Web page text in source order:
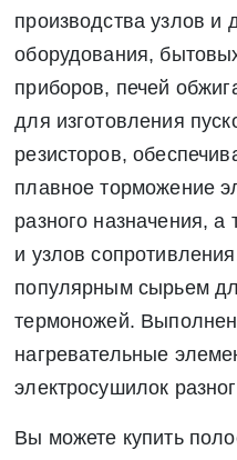
производства узлов
оборудования,
приборов, печей
для изготовления
резисторов,
плавное торможение
разного назначения, а
и узлов
популярным сырьем
термоножей.
нагревательные
электросушилок
Вы можете купить